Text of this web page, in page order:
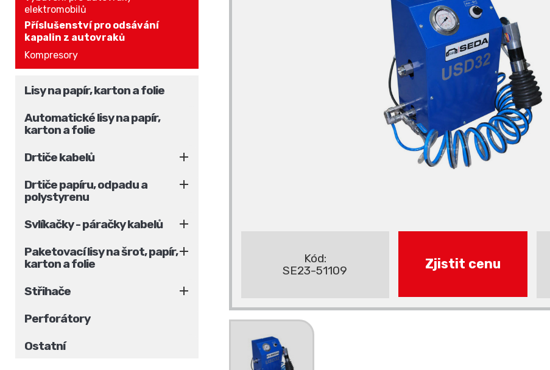
elektromobilů
Příslušenství pro odsávání
kapalin z autovraků
Kompresory
Lisy na papír, karton a folie
Automatické lisy na papír,
karton a folie
Drtiče kabelů

Drtiče papíru, odpadu a
polystyrenu

Svlíkačky - páračky kabelů 
Paketovací lisy na šrot, papír,
karton a folie

Střihače 
Perforátory
Ostatní
Kód:
SE23-51109
Zjistit cenu